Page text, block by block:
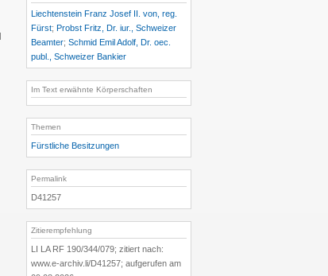
Liechtenstein Franz Josef II. von, reg.
Fürst; Probst Fritz, Dr. iur., Schweizer
Beamter; Schmid Emil Adolf, Dr. oec.
publ., Schweizer Bankier
Im Text erwähnte Körperschaften
Themen
Fürstliche Besitzungen
Permalink
D41257
Zitierempfehlung
LI LA RF 190/344/079; zitiert nach:
www.e-archiv.li/D41257; aufgerufen am